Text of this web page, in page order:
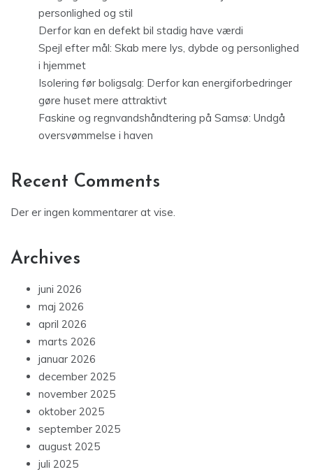
personlighed og stil
Derfor kan en defekt bil stadig have værdi
Spejl efter mål: Skab mere lys, dybde og personlighed
i hjemmet
Isolering før boligsalg: Derfor kan energiforbedringer
gøre huset mere attraktivt
Faskine og regnvandshåndtering på Samsø: Undgå
oversvømmelse i haven
Recent Comments
Der er ingen kommentarer at vise.
Archives
juni 2026
maj 2026
april 2026
marts 2026
januar 2026
december 2025
november 2025
oktober 2025
september 2025
august 2025
juli 2025